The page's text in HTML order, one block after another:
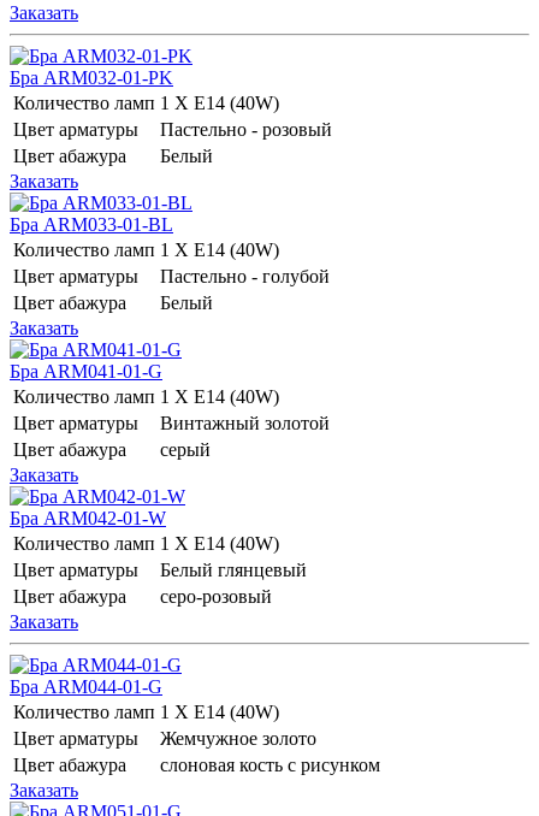
Заказать
Бра ARM032-01-PK
Количество ламп 1 Х E14 (40W)
Цвет арматуры
Пастельно - розовый
Цвет абажура
Белый
Заказать
Бра ARM033-01-BL
Количество ламп 1 Х E14 (40W)
Цвет арматуры
Пастельно - голубой
Цвет абажура
Белый
Заказать
Бра ARM041-01-G
Количество ламп 1 Х E14 (40W)
Цвет арматуры
Винтажный золотой
Цвет абажура
серый
Заказать
Бра ARM042-01-W
Количество ламп 1 Х E14 (40W)
Цвет арматуры
Белый глянцевый
Цвет абажура
серо-розовый
Заказать
Бра ARM044-01-G
Количество ламп 1 Х E14 (40W)
Цвет арматуры
Жемчужное золото
Цвет абажура
слоновая кость с рисунком
Заказать